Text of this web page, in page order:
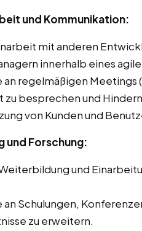
und Kommunikation:
mit anderen
innerhalb eines
an regelmäßigen Meetings
zu besprechen und
von Kunden und
und Forschung:
und
an Schulungen,
zu erweitern.